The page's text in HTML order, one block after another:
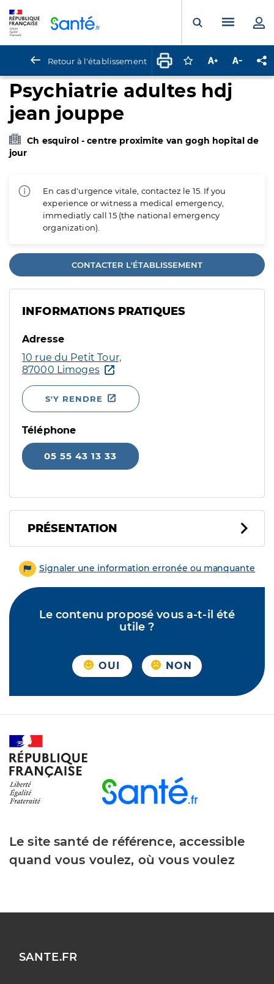
Ouvrir laMenu
Retour à l'établissement Connectez-vous
Augmenter la
Psychiatrie adultes hdj
jean jouppe
Ch esquirol - centre proximite van gogh hopital de
jour
En cas d'urgence vitale, contactez le 15. If you
experience or witness a medical emergency,
immediatly call 15 (the national emergency
organization).
CONTACTER L'ÉTABLISSEMENT
INFORMATIONS PRATIQUES
Adresse
10 rue du Petit Tour,
87000 Limoges
S'Y RENDRE
Téléphone
05 55 43 13 33
PRÉSENTATION
Signaler une information erronée ou manquante
Le contenu proposé vous a-t-il été
utile ?
OUI NON
Le site santé de référence, accessible
quand vous voulez, où vous voulez
SANTE.FR